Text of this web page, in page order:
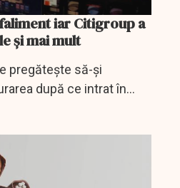
iar Citigroup a
și mai mult
pregăteşte să-şi
după ce intrat în
grupul american